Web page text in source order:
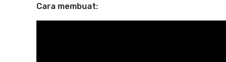
Cara membuat: